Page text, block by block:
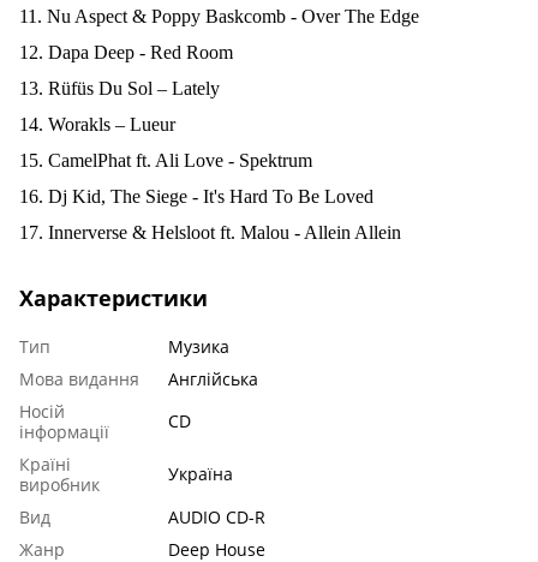
11. Nu Aspect & Poppy Baskcomb - Over The Edge
12. Dapa Deep - Red Room
13. Rüfüs Du Sol – Lately
14. Worakls – Lueur
15. CamelPhat ft. Ali Love - Spektrum
16. Dj Kid, The Siege - It's Hard To Be Loved
17. Innerverse & Helsloot ft. Malou - Allein Allein
Характеристики
Тип
Музика
Мова видання
Англійська
Носій
інформації
CD
Країні
виробник
Україна
Вид
AUDIO CD-R
Жанр
Deep House